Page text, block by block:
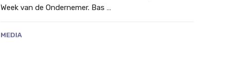
Week van de Ondernemer. Bas …
MEDIA